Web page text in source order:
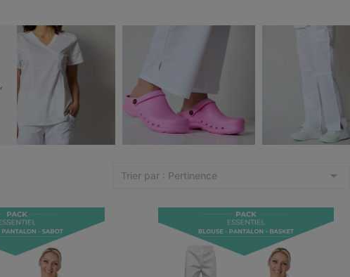
Trier par : Pertinence 